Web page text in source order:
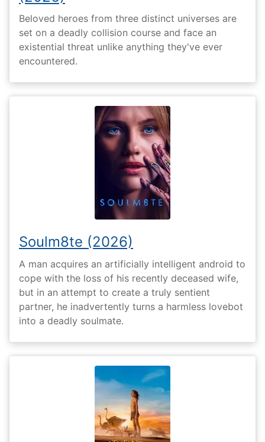
Beloved heroes from three distinct universes are
set on a deadly collision course and face an
existential threat unlike anything they've ever
encountered.
Soulm8te (2026)
A man acquires an artificially intelligent android to
cope with the loss of his recently deceased wife,
but in an attempt to create a truly sentient
partner, he inadvertently turns a harmless lovebot
into a deadly soulmate.